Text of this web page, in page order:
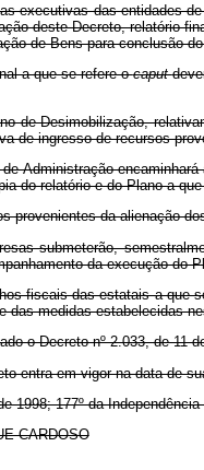
executivas das entidades
deste Decreto, relatório
de Bens para conclusão
a que se refere ocaput
de ingresso de recursos
encaminhará à
do relatório e do Plano a
provenientes da alienação
submeterão,
da execução do
fiscais das estatais a que
das medidas estabelecidas
o Decreto nº 2.033, de 11
entra em vigor na data de
1998; 177º da Independência
CARDOSO